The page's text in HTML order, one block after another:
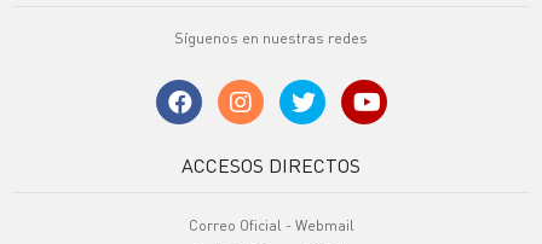
Síguenos en nuestras redes
ACCESOS DIRECTOS
Correo Oficial - Webmail